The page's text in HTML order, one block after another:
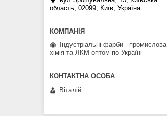
область, 02099, Київ, Україна
Індустріальні фарби - промислова
хімія та ЛКМ оптом по Україні
Віталій